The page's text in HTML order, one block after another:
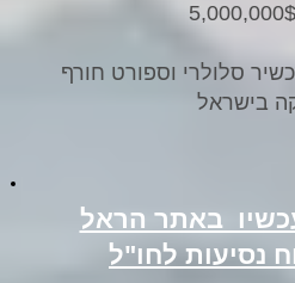
סלולרי וספורט חורף
בישראל
באתר הראל
נסיעות לחו"ל